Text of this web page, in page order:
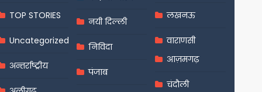
TOP STORIES
Uncategorized
अन्तर्राष्ट्रीय
नयी दिल्ली
निविदा
पंजाब
लखनऊ
वाराणसी
आज़मगढ़
चंदौली